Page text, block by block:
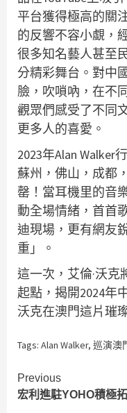
平台獲得極高的關
的反響不容小覷，
很多知名藝人甚至
分精彩舞台。對中
臉，吹嗩吶，在不
觀眾們感受了不同
更多人的喜愛。
2023年Alan Walker
蘇州，佛山，成都
罄！當耳機里的音
動全場情緒，首首
迪現場，更有網友
重」。
這一次，艾倫·沃
起點，揭開2024年
沃克在澳門這片璀
Tags: Alan Walker, 巡演澳
Continue
Reading
Previous
宏利進駐YOHO積極